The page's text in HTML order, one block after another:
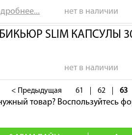
нет в наличии
SLIM КАПСУЛЫ
нет в наличии
< Предыдущая 61 62 63
товар? Воспользуйтесь